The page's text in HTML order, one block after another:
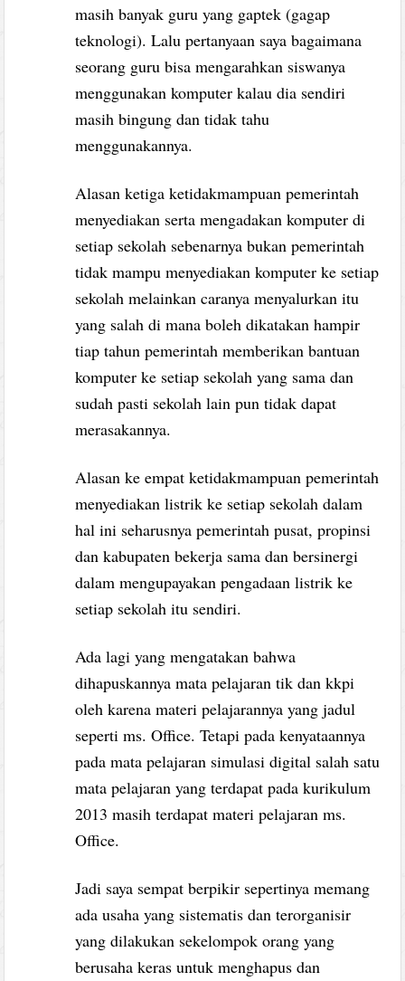
masih banyak guru yang gaptek (gagap
teknologi). Lalu pertanyaan saya bagaimana
seorang guru bisa mengarahkan siswanya
menggunakan komputer kalau dia sendiri
masih bingung dan tidak tahu
menggunakannya.
Alasan ketiga ketidakmampuan pemerintah
menyediakan serta mengadakan komputer di
setiap sekolah sebenarnya bukan pemerintah
tidak mampu menyediakan komputer ke setiap
sekolah melainkan caranya menyalurkan itu
yang salah di mana boleh dikatakan hampir
tiap tahun pemerintah memberikan bantuan
komputer ke setiap sekolah yang sama dan
sudah pasti sekolah lain pun tidak dapat
merasakannya.
Alasan ke empat ketidakmampuan pemerintah
menyediakan listrik ke setiap sekolah dalam
hal ini seharusnya pemerintah pusat, propinsi
dan kabupaten bekerja sama dan bersinergi
dalam mengupayakan pengadaan listrik ke
setiap sekolah itu sendiri.
Ada lagi yang mengatakan bahwa
dihapuskannya mata pelajaran tik dan kkpi
oleh karena materi pelajarannya yang jadul
seperti ms. Office. Tetapi pada kenyataannya
pada mata pelajaran simulasi digital salah satu
mata pelajaran yang terdapat pada kurikulum
2013 masih terdapat materi pelajaran ms.
Office.
Jadi saya sempat berpikir sepertinya memang
ada usaha yang sistematis dan terorganisir
yang dilakukan sekelompok orang yang
berusaha keras untuk menghapus dan